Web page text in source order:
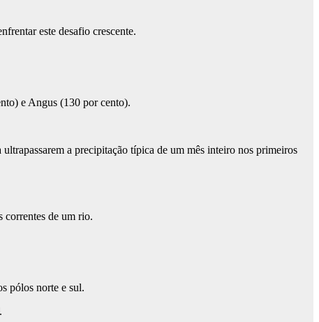
este desafio crescente.
e Angus (130 por cento).
a precipitação típica de um mês inteiro nos primeiros
correntes de um rio.
pólos norte e sul.